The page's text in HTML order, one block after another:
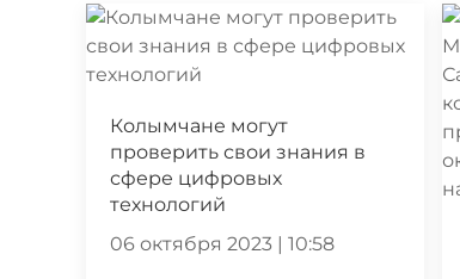
Колымчане могут
проверить свои знания в
сфере цифровых
технологий
06 октября 2023 | 10:58